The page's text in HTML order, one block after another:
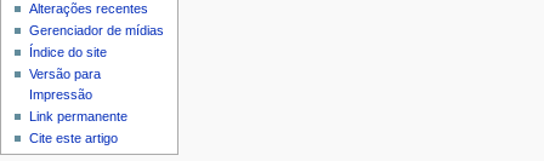
Alterações recentes
Gerenciador de mídias
Índice do site
Versão para
Impressão
Link permanente
Cite este artigo